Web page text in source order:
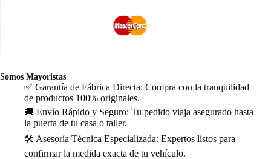
Somos Mayoristas
✅ Garantía de Fábrica Directa: Compra con la tranquilidad
de productos 100% originales.
🚚 Envío Rápido y Seguro: Tu pedido viaja asegurado hasta
la puerta de tu casa o taller.
🛠️ Asesoría Técnica Especializada: Expertos listos para
confirmar la medida exacta de tu vehículo.